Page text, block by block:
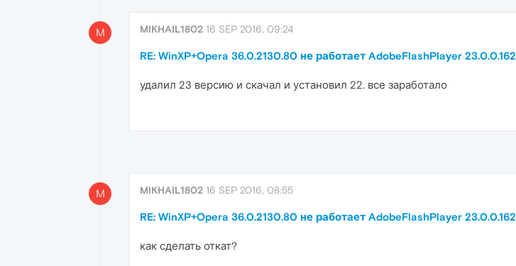
M MIKHAIL1802 16 SEP 2016, 09:24
RE: WinXP+Opera 36.0.2130.80 не работает AdobeFlashPlayer 23.0.0.162
удалил 23 версию и скачал и установил 22. все заработало
M MIKHAIL1802 16 SEP 2016, 08:55
RE: WinXP+Opera 36.0.2130.80 не работает AdobeFlashPlayer 23.0.0.162
как сделать откат?